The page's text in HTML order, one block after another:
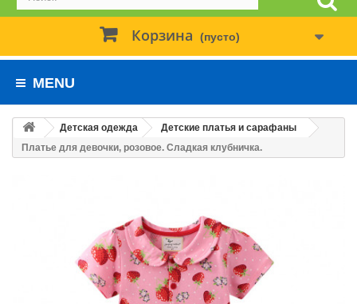
Корзина (пусто)
MENU
Детская одежда
Детские платья и сарафаны
Платье для девочки, розовое. Сладкая клубничка.